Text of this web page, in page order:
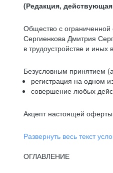
(Редакция, действующая
Общество с
Сергиенкова Дмитрия
в трудоустройстве и
Безусловным принятием
регистрация на одном
совершение любых
Акцепт настоящей
Развернуть весь текст
ОГЛАВЛЕНИЕ